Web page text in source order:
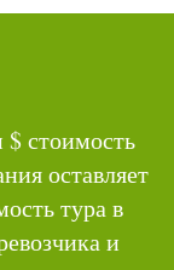
стоимость
оставляет
тура в
и